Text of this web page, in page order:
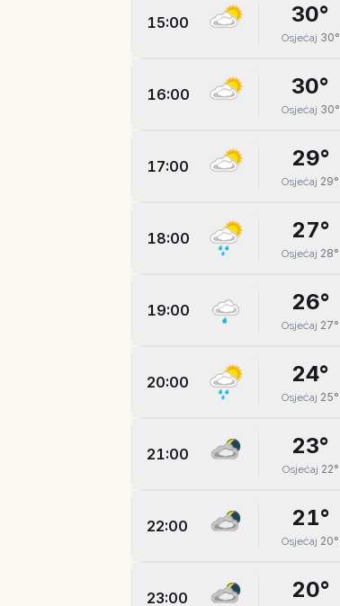
15:00 30°
Osjećaj 30°
16:00 30°
Osjećaj 30°
17:00 29°
Osjećaj 29°
18:00 27°
Osjećaj 28°
19:00 26°
Osjećaj 27°
20:00 24°
Osjećaj 25°
21:00 23°
Osjećaj 22°
22:00 21°
Osjećaj 20°
23:00 20°